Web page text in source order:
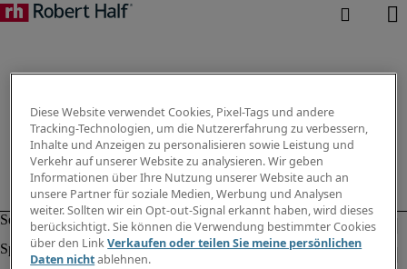
Diese Website verwendet Cookies, Pixel-Tags und andere
Tracking-Technologien, um die Nutzererfahrung zu verbessern,
Inhalte und Anzeigen zu personalisieren sowie Leistung und
Verkehr auf unserer Website zu analysieren. Wir geben
Informationen über Ihre Nutzung unserer Website auch an
unsere Partner für soziale Medien, Werbung und Analysen
weiter. Sollten wir ein Opt-out-Signal erkannt haben, wird dieses
berücksichtigt. Sie können die Verwendung bestimmter Cookies
über den LinkVerkaufen oder teilen Sie meine persönlichen
Daten nichtablehnen.